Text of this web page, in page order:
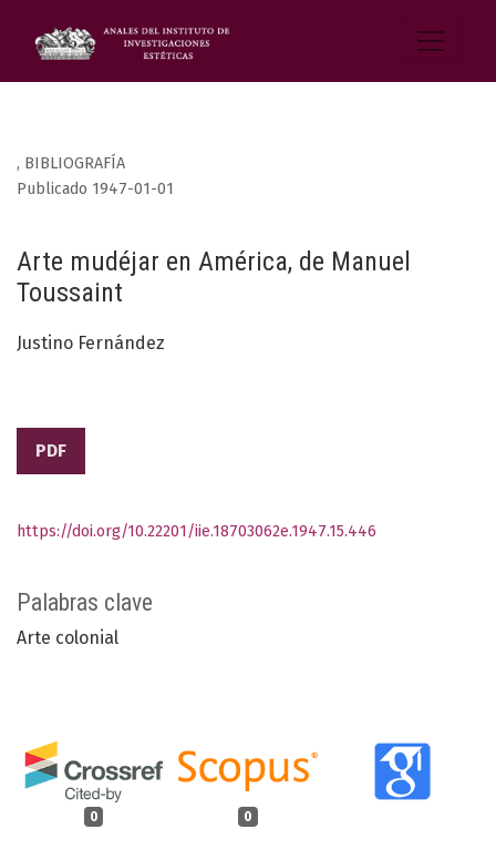
, BIBLIOGRAFÍA
Arte mudéjar en América, de Manuel
Toussaint
Publicado 1947-01-01
Justino Fernández
PDF
Palabras clave
Arte colonial
0 0
https://doi.org/10.22201/iie.18703062e.1947.15.446